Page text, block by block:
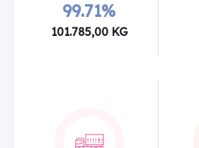
99.71%
101.785,00 KG